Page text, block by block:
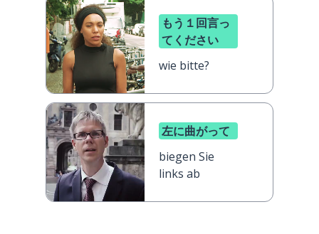
もう１回言っ
てください
wie bitte?
左に曲がって
biegen Sie
links ab